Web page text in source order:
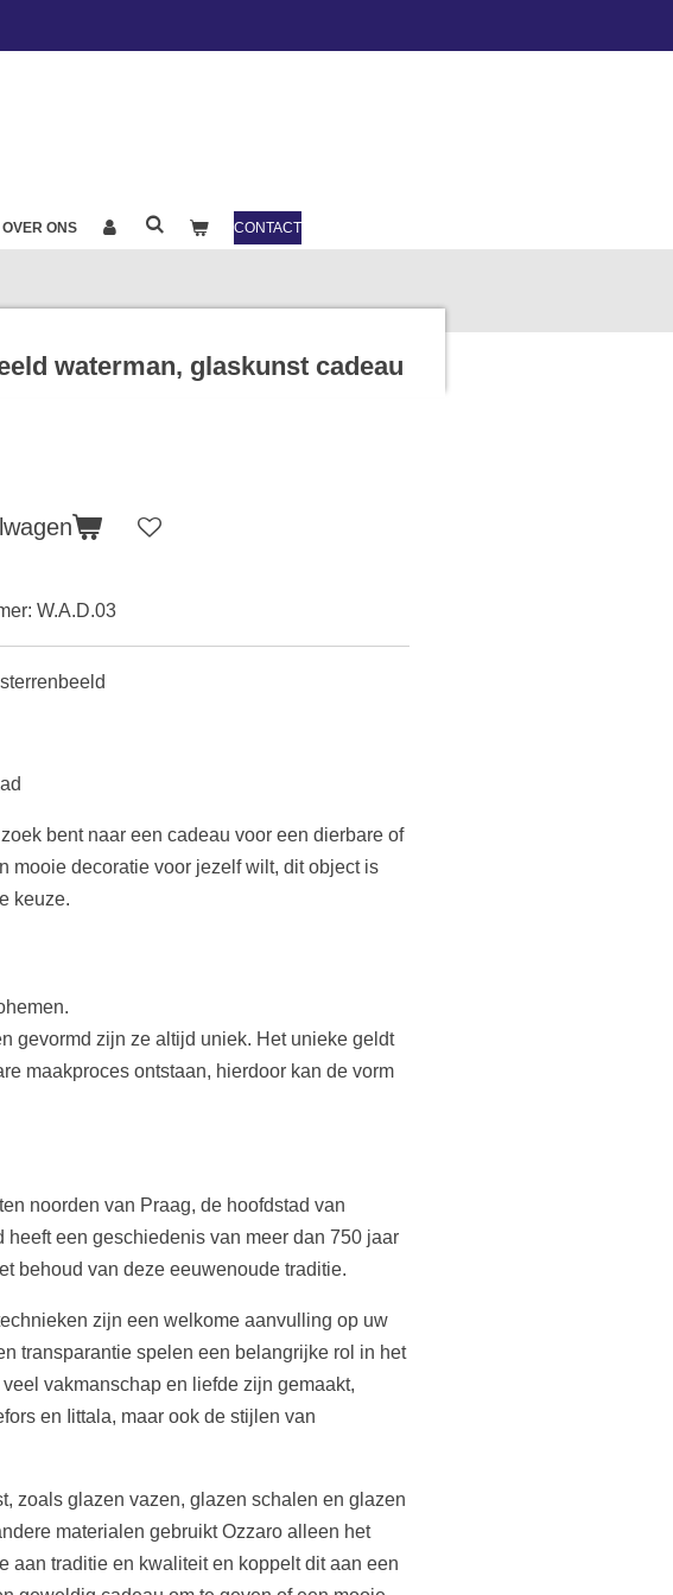
OVER ONS CONTACT
waterman, glaskunst cadeau
W.A.D.03
bent naar een cadeau voor een dierbare of
mooie decoratie voor jezelf wilt, dit object is
keuze.
gevormd zijn ze altijd uniek. Het unieke geldt
maakproces ontstaan, hierdoor kan de vorm
noorden van Praag, de hoofdstad van
een geschiedenis van meer dan 750 jaar
behoud van deze eeuwenoude traditie.
zijn een welkome aanvulling op uw
transparantie spelen een belangrijke rol in het
vakmanschap en liefde zijn gemaakt,
en Iittala, maar ook de stijlen van
zoals glazen vazen, glazen schalen en glazen
materialen gebruikt Ozzaro alleen het
aan traditie en kwaliteit en koppelt dit aan een